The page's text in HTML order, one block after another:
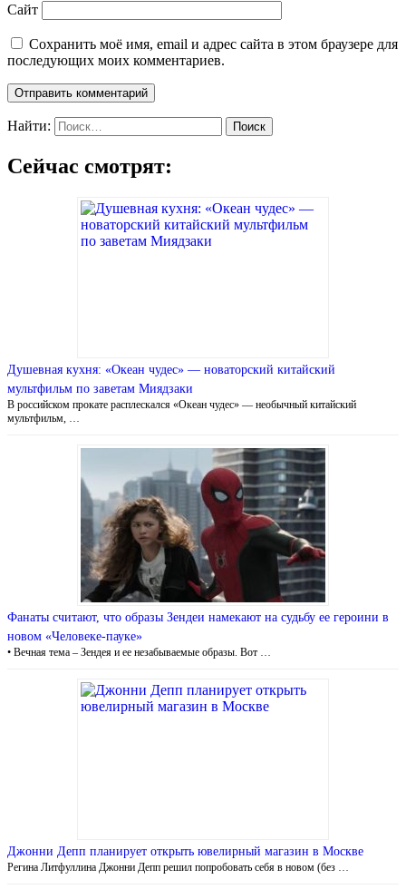
Сайт
Сохранить моё имя, email и адрес сайта в этом браузере для
последующих моих комментариев.
Найти:
Сейчас смотрят:
Душевная кухня: «Океан чудес» — новаторский китайский
мультфильм по заветам Миядзаки
В российском прокате расплескался «Океан чудес» — необычный китайский
мультфильм, …
Фанаты считают, что образы Зендеи намекают на судьбу ее героини в
новом «Человеке-пауке»
• Вечная тема – Зендея и ее незабываемые образы. Вот …
Джонни Депп планирует открыть ювелирный магазин в Москве
Регина Литфуллина Джонни Депп решил попробовать себя в новом (без …